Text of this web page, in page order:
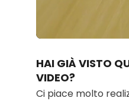
HAI GIÀ VISTO
VIDEO?
Ci piace molto